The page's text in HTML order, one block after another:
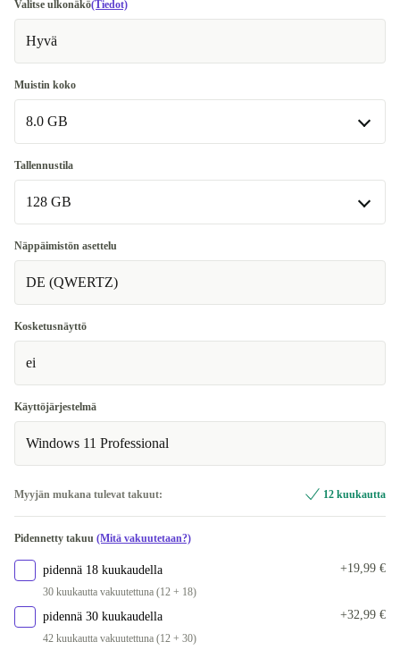
Valitse ulkonäkö(Tiedot)
Hyvä
Muistin koko
8.0 GB
8.0 GB
16.0 GB +70 €
Tallennustila
128 GB
128 GB
256 GB
512 GB
1000 GB
Näppäimistön asettelu
DE (QWERTZ)
Kosketusnäyttö
ei
Käyttöjärjestelmä
Windows 11 Professional
Myyjän mukana tulevat takuut: 12 kuukautta
Pidennetty takuu (Mitä vakuutetaan?)
pidennä 18 kuukaudella
30 kuukautta vakuutettuna (12 + 18)
+19,99 €
pidennä 30 kuukaudella
42 kuukautta vakuutettuna (12 + 30)
+32,99 €